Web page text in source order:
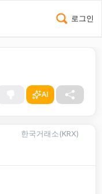
로그인
AI
한국거래소(KRX)